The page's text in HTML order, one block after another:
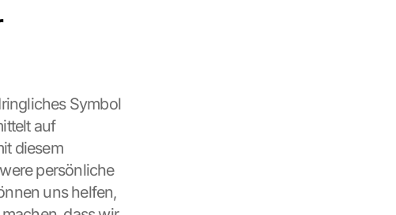
Symbol
auf
diesem
persönliche
uns helfen,